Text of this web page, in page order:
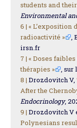
students and
Environmental
6 | « L’exposition
radioactivité »
,
irsn.fr
7 | « Doses
thérapies »
, sur
8 | Drozdovitch V,
After the
Endocrinology,
9 | Drozdovitch V
Polynesians